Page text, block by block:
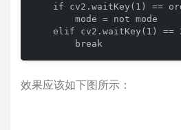
if cv2.waitKey(1) ==
        mode = not mode
elif cv2.waitKey(1) ==
        break
效果应该如下图所示：